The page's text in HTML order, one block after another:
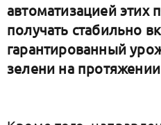
автоматизацией этих
получать стабильно
гарантированный
зелени на протяжении